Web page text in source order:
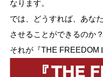
なります。
では、どうすれば、あな
させることができるのか？
それが『THE FREEDOM